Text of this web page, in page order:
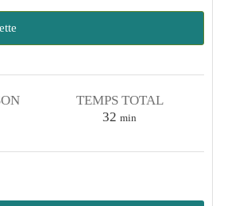
TEMPS TOTAL
32 minutes
min